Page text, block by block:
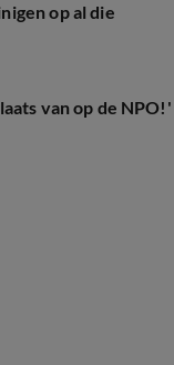
op al die
van op de NPO!'